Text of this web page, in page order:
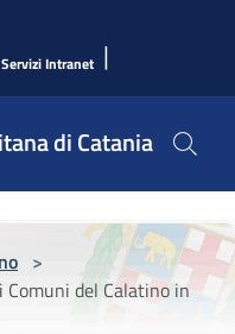
Servizi Intranet |
di Catania
>
del Calatino in